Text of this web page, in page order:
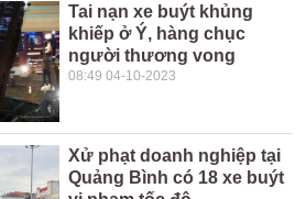
Tai nạn xe buýt khủng
khiếp ở Ý, hàng chục
người thương vong
08:49 04-10-2023
Xử phạt doanh nghiệp tại
Quảng Bình có 18 xe buýt